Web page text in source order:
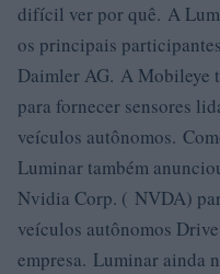
difícil ver por quê. A
os principais
Daimler AG. A Mobileye
para fornecer sensores
veículos autônomos.
Luminar também
Nvidia Corp. ( NVDA)
veículos autônomos
empresa. Luminar ainda